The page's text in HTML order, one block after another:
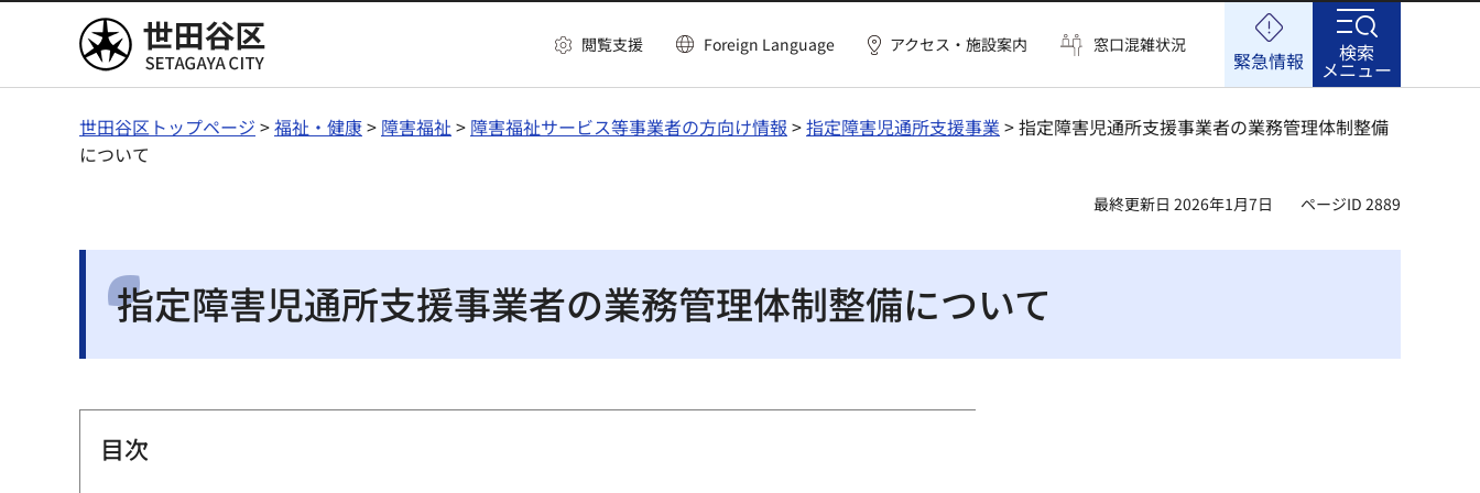
世田谷区 閲覧支援 Foreign Language アクセス・施設案内 窓口混雑状況
緊急情報 検索
メニュー
世田谷区トップページ >福祉・健康> 障害福祉 > 障害福祉サービス等事業者の方向け情報 >指定障害児通所支援事業 > 指定障害児通所支援事業者の業務管理体制整備
について
最終更新日 2026年1月7日 ページID 2889
指定障害児通所支援事業者の業務管理体制整備について
目次